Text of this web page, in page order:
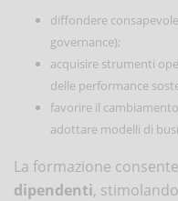
diffondere
governance);
acquisire strumenti
delle performance
favorire il
adottare modelli di
La formazione
dipendenti,